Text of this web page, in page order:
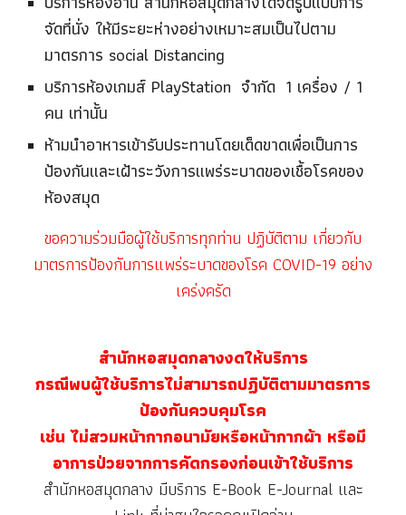
จัดที่นั่ง ให้มีระยะห่างอย่างเหมาะสมเป็นไปตาม
มาตรการ social Distancing
บริการห้องเกมส์ PlayStation จำกัด 1 เครื่อง / 1
คน เท่านั้น
ห้ามนำอาหารเข้ารับประทานโดยเด็ดขาดเพื่อเป็นการ
ป้องกันและเฝ้าระวังการแพร่ระบาดของเชื้อโรคของ
ห้องสมุด
ขอความร่วมมือผู้ใช้บริการทุกท่าน ปฏิบัติตาม เกี่ยวกับ
มาตรการป้องกันการแพร่ระบาดของโรค COVID-19 อย่าง
เคร่งครัด
สำนักหอสมุดกลางงดให้บริการ
กรณีพบผู้ใช้บริการไม่สามารถปฏิบัติตามมาตรการ
ป้องกันควบคุมโรค
เช่น ไม่สวมหน้ากากอนามัยหรือหน้ากากผ้า หรือมี
อาการป่วยจากการคัดกรองก่อนเข้าใช้บริการ
สำนักหอสมุดกลาง มีบริการ E-Book E-Journal และ